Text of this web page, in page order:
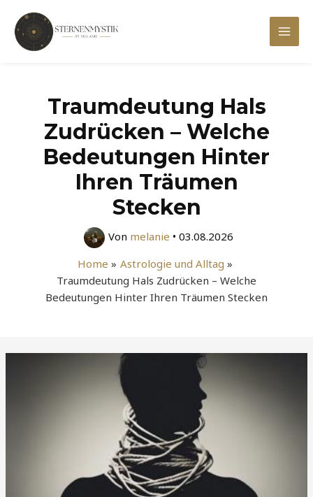
Inhalt
springen
Main
Traumdeutung Hals
Zudrücken – Welche
Bedeutungen Hinter
Ihren Träumen
Stecken
Von melanie • 03.08.2026
Home
Astrologie und Alltag
Traumdeutung Hals Zudrücken – Welche
Bedeutungen Hinter Ihren Träumen Stecken